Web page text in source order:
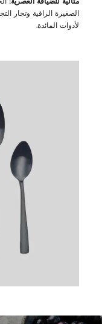
الصغيرة الراقية وتجار
لأدوات المائدة.